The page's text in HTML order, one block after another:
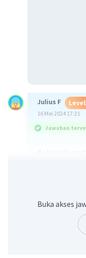
Julius F
16 Mei 2024 17:21
Jawaban
Buka akses